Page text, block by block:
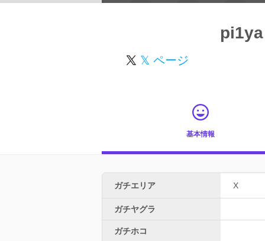
pi1ya
𝕏 ページ
基本情報
ガチエリア X
ガチヤグラ
ガチホコ